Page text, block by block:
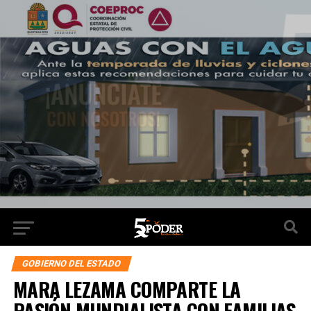
GOBIERNO DEL ESTADO
MARA LEZAMA COMPARTE LA